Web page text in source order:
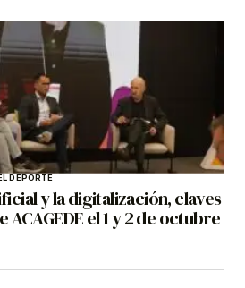
DEPORTE
y la digitalización, claves
el 1 y 2 de octubre